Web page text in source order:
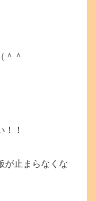
＾＾
！
が止まらなくな